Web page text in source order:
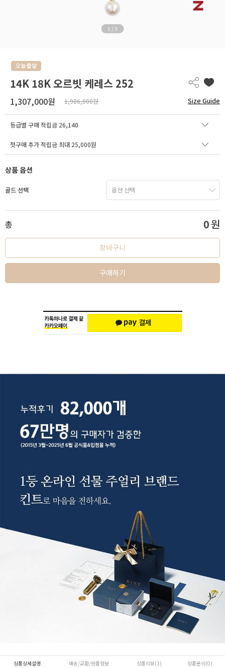
1 / 3
14K 18K 오르빗 케레스 252
1,307,000원 1,986,000원 Size Guide
등급별 구매 적립금 26,140
첫구매 추가 적립금 최대 25,000원
상품 옵션
골드 선택
총 0원
장바구니
구매하기
상품상세설명 배송/교환/반품정보 상품리뷰(3) 상품문의(0)